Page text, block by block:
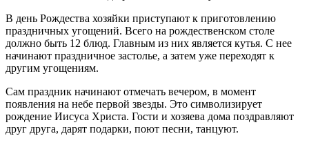
В день Рождества хозяйки приступают к приготовлению
праздничных угощений. Всего на рождественском столе
должно быть 12 блюд. Главным из них является кутья. С нее
начинают праздничное застолье, а затем уже переходят к
другим угощениям.
Сам праздник начинают отмечать вечером, в момент
появления на небе первой звезды. Это символизирует
рождение Иисуса Христа. Гости и хозяева дома поздравляют
друг друга, дарят подарки, поют песни, танцуют.